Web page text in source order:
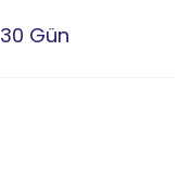
30 Gün